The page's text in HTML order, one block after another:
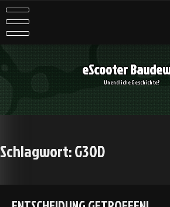
Skip
to
content
eScooter
Unendliche Geschichte?
Schlagwort:G30D